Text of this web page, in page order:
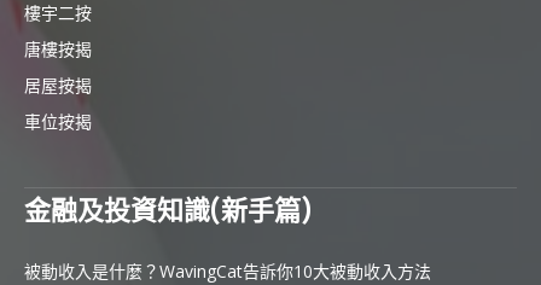
樓宇二按
唐樓按揭
居屋按揭
車位按揭
金融及投資知識(新手篇)
被動收入是什麼？WavingCat告訴你10大被動收入方法